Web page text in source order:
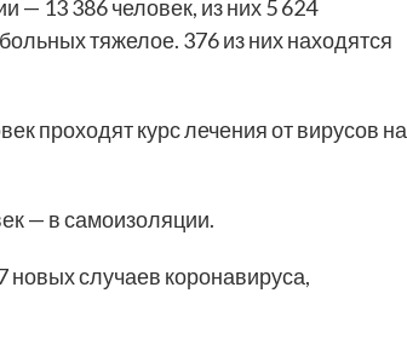
— 13 386 человек, из них 5 624
тяжелое. 376 из них находятся
проходят курс лечения от вирусов на
— в самоизоляции.
случаев коронавируса,